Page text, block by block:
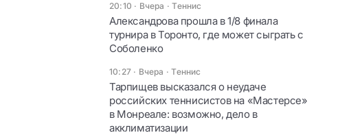
20:10 · Вчера ·Теннис
Александрова прошла в 1/8 финала
турнира в Торонто, где может сыграть с
Соболенко
10:27 · Вчера ·Теннис
Тарпищев высказался о неудаче
российских теннисистов на «Мастерсе»
в Монреале: возможно, дело в
акклиматизации